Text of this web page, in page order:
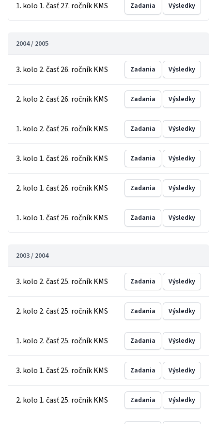
1. kolo 1. časť 27. ročník KMS Zadania Výsledky
2004 / 2005
3. kolo 2. časť 26. ročník KMS Zadania Výsledky
2. kolo 2. časť 26. ročník KMS Zadania Výsledky
1. kolo 2. časť 26. ročník KMS Zadania Výsledky
3. kolo 1. časť 26. ročník KMS Zadania Výsledky
2. kolo 1. časť 26. ročník KMS Zadania Výsledky
1. kolo 1. časť 26. ročník KMS Zadania Výsledky
2003 / 2004
3. kolo 2. časť 25. ročník KMS Zadania Výsledky
2. kolo 2. časť 25. ročník KMS Zadania Výsledky
1. kolo 2. časť 25. ročník KMS Zadania Výsledky
3. kolo 1. časť 25. ročník KMS Zadania Výsledky
2. kolo 1. časť 25. ročník KMS Zadania Výsledky